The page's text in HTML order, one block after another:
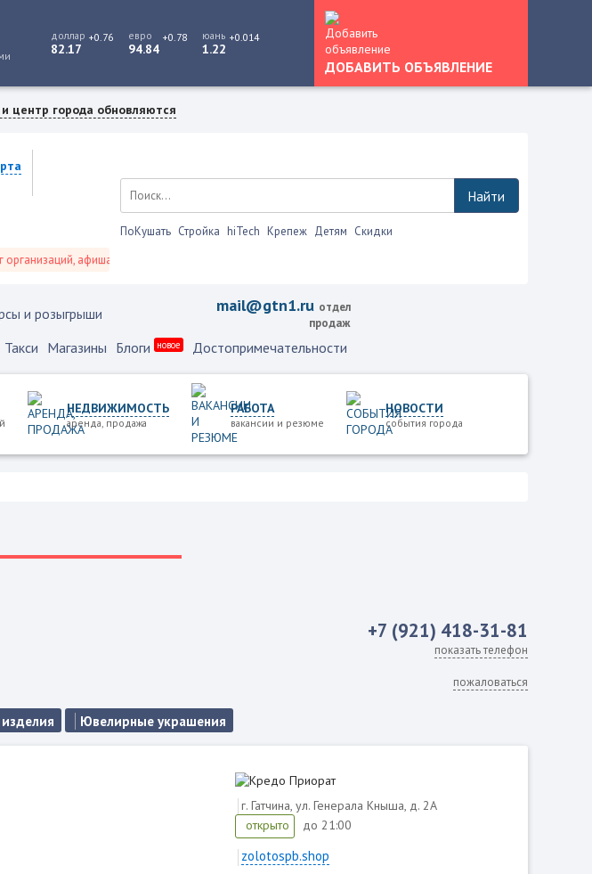
доллар
82.17
+0.76 евро
94.84
+0.78 юань
1.22
+0.014
ДОБАВИТЬ ОБЪЯВЛЕНИЕ
центр города обновляются
афиша событий и не только это.
Найти
ПоКушать Стройка hiTech Крепеж Детям Скидки
и розыгрыши mail@gtn1.ru отдел
продаж
Такси Магазины Блоги новое Достопримечательности
НЕДВИЖИМОСТЬ
аренда, продажа
РАБОТА
вакансии и резюме
НОВОСТИ
события города
Ювелирные украшения
+7 (921) 418-31-81
показать телефон
пожаловаться
г. Гатчина, ул. Генерала Кныша, д. 2А
открыто
до 21:00
zolotospb.shop